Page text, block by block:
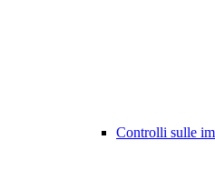
Controlli sulle